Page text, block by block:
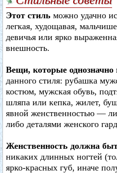
Этот стиль можно удачно
легкая, худощавая,
девичья или ярко
внешность.
Вещи, которые однозначно
данного стиля: рубашка
костюм, мужская обувь,
шляпа или кепка, жилет,
явной женственностью —
либо деталями женского
Женственность должна
никаких длинных ногтей
ярко-красных губ, иначе